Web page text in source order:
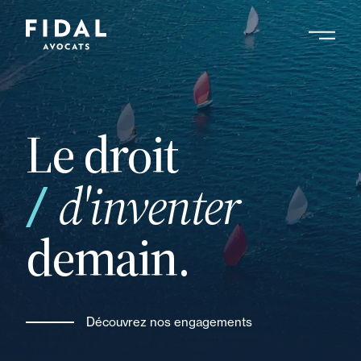
Aller
au
contenu
principalRechercher un mot clé, un professionnel ....
Le droit
d'inventer
demain.
Découvrez nos engagements
vos